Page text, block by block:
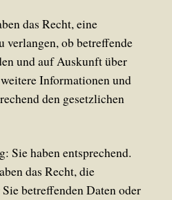
das Recht, eine
verlangen, ob betreffende
und auf Auskunft über
Informationen und
den gesetzlichen
Sie haben entsprechend.
das Recht, die
betreffenden Daten oder